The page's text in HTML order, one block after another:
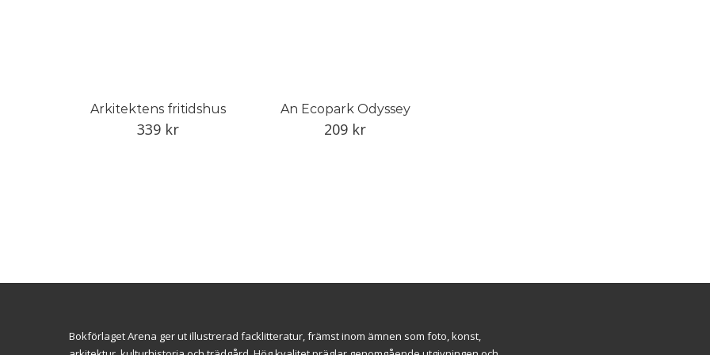
Arkitektens fritidshus
339 kr
An Ecopark Odyssey
209 kr
Bokförlaget Arena ger ut illustrerad facklitteratur, främst inom ämnen som foto, konst,